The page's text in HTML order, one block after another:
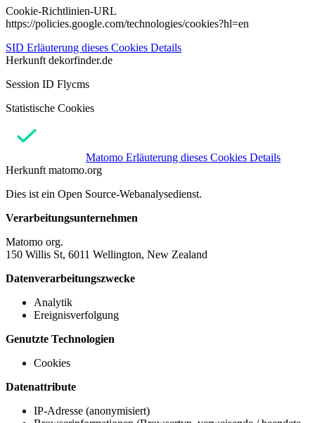
Cookie-Richtlinien-URL
https://policies.google.com/technologies/cookies?hl=en
SID Erläuterung dieses Cookies Details
Herkunft dekorfinder.de
Session ID Flycms
Statistische Cookies
Matomo Erläuterung dieses Cookies Details
Herkunft matomo.org
Dies ist ein Open Source-Webanalysedienst.
Verarbeitungsunternehmen
Matomo org.
150 Willis St, 6011 Wellington, New Zealand
Datenverarbeitungszwecke
Analytik
Ereignisverfolgung
Genutzte Technologien
Cookies
Datenattribute
IP-Adresse (anonymisiert)